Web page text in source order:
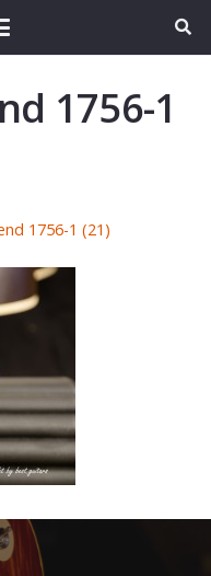
1756-1
1756-1 (21)